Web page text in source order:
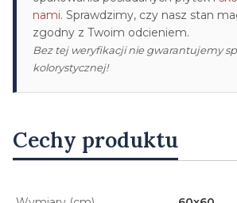
nami. Sprawdzimy, czy nasz stan
zgodny z Twoim odcieniem.
Bez tej weryfikacji nie gwarantujemy
kolorystycznej!
Cechy produktu